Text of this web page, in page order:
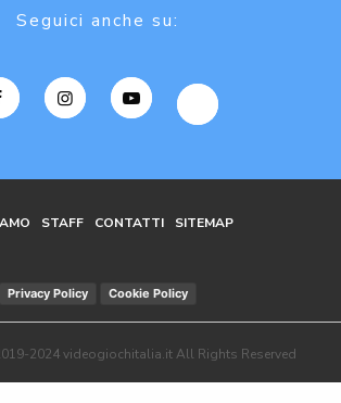
Seguici anche su:
STAFF CONTATTI SITEMAP
Privacy Policy Cookie Policy
2024 videogiochitalia.it All Rights Reserved